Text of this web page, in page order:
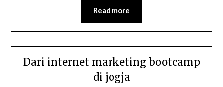
Read more
Dari internet marketing bootcamp
di jogja